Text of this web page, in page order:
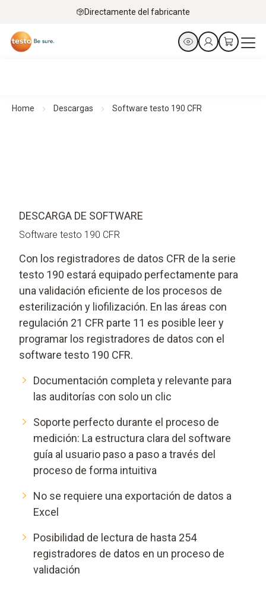
Directamente del fabricante
Home Descargas Software testo 190 CFR
DESCARGA DE SOFTWARE
Software testo 190 CFR
Con los registradores de datos CFR de la serie
testo 190 estará equipado perfectamente para
una validación eficiente de los procesos de
esterilización y liofilización. En las áreas con
regulación 21 CFR parte 11 es posible leer y
programar los registradores de datos con el
software testo 190 CFR.
Documentación completa y relevante para
las auditorías con solo un clic
Soporte perfecto durante el proceso de
medición: La estructura clara del software
guía al usuario paso a paso a través del
proceso de forma intuitiva
No se requiere una exportación de datos a
Excel
Posibilidad de lectura de hasta 254
registradores de datos en un proceso de
validación